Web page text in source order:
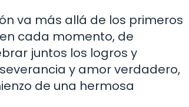
va más allá de los primeros
cada momento, de
juntos los logros y
y amor verdadero,
de una hermosa